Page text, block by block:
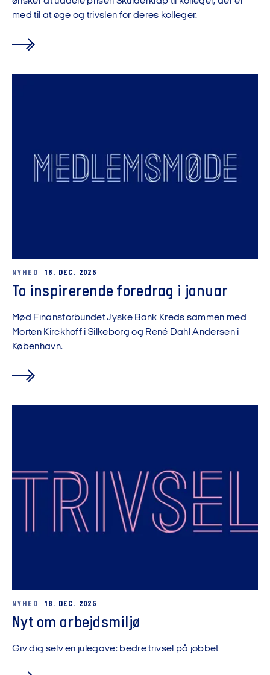
med til at øge og trivslen for deres kolleger.
NYHED 18. DEC. 2025
To inspirerende foredrag i januar
Mød Finansforbundet Jyske Bank Kreds sammen med
Morten Kirckhoff i Silkeborg og René Dahl Andersen i
København.
NYHED 18. DEC. 2025
Nyt om arbejdsmiljø
Giv dig selv en julegave: bedre trivsel på jobbet